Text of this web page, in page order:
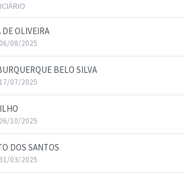
OLIVEIRA
08/2025
BELO SILVA
07/2025
10/2025
DOS SANTOS
03/2025